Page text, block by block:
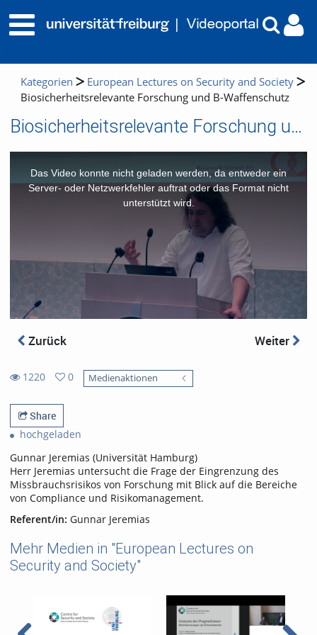
Kategorien
European Lectures on Security and Society
Biosicherheitsrelevante Forschung und B-Waffenschutz
Biosicherheitsrelevante Forschung und B-Waffenschutz
window.
Das Video konnte nicht geladen werden, da entweder ein
Server- oder Netzwerkfehler auftrat oder das Format nicht
unterstützt wird.
Zurück Weiter
1220
views
0
favorites
Medienaktionen
Share
hochgeladen
Gunnar Jeremias (Universität Hamburg)
Herr Jeremias untersucht die Frage der Eingrenzung des
Missbrauchsrisikos von Forschung mit Blick auf die Bereiche
von Compliance und Risikomanagement.
Referent/in: Gunnar Jeremias
Mehr Medien in "European Lectures on
Security and Society"